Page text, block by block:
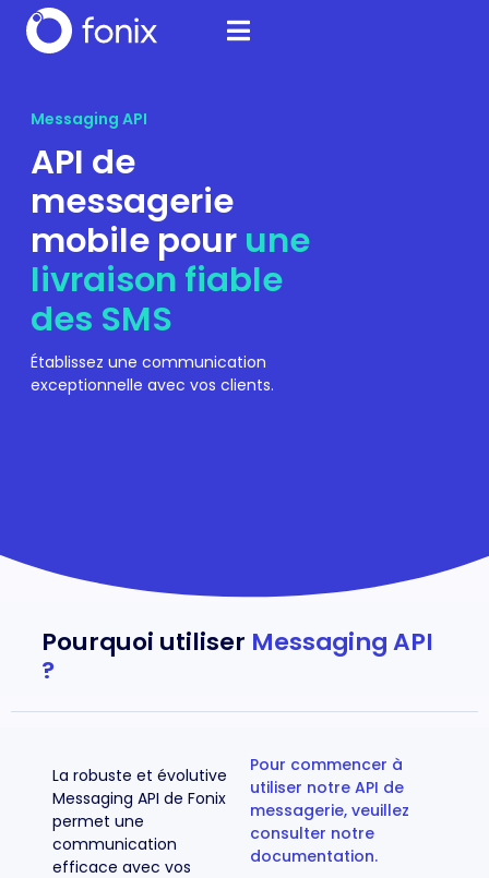
Messaging API
API de
messagerie
mobile pour une
livraison fiable
des SMS
Établissez une communication
exceptionnelle avec vos clients.
Pourquoi utiliser Messaging API
?
La robuste et évolutive
Messaging API de Fonix
permet une
communication
efficace avec vos
Pour commencer à
utiliser notre API de
messagerie, veuillez
consulter notre
documentation.